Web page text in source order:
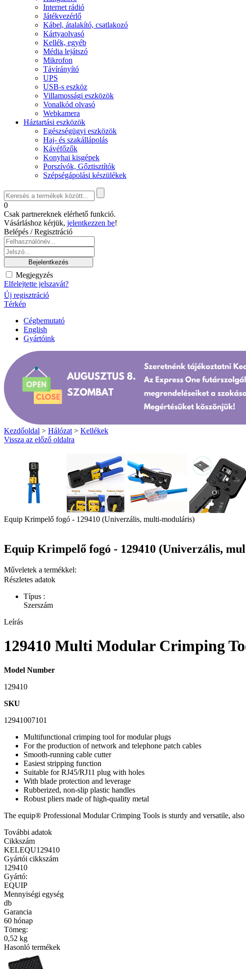
Internet rádió
Játékvezérlő
Kábel, átalakító, csatlakozó
Kártyaolvasó
Kellék, egyéb
Média lejátszó
Mikrofon
Távírányító
UPS
USB-s eszköz
Villamossági eszközök
Vonalkód olvasó
Webkamera
Háztartási eszközök
Egészségügyi eszközök
Haj- és szakállápolás
Kávéfőzők
Konyhai kisgépek
Porszívók, Gőztisztítók
Szépségápolási készülékek
0
Csak partnereknek elérhető funkció.
Vásárláshoz kérjük, jelentkezzen be!
Belépés / Regisztráció
Megjegyzés
Elfelejtette jelszavát?
Új regisztráció
Térkép
Cégbemutató
English
Gyártóink
Kezdőoldal > Hálózat > Kellékek
Vissza az előző oldalra
Equip Krimpelő fogó - 129410 (Univerzális, multi-moduláris)
Equip Krimpelő fogó - 129410 (Univerzális,
Műveletek a termékkel:
Részletes adatok
Típus :
Szerszám
Leírás
129410 Multi Modular Crimping
Model Number
129410
SKU
12941007101
Multifunctional crimping tool for modular plugs
For the production of network and telephone patch cables
Smooth-running cable cutter
Easiest stripping function
Suitable for RJ45/RJ11 plug with holes
With blade protection and leverage
Rubberized, non-slip plastic handles
Robust pliers made of high-quality metal
The equip® Professional Modular Crimping Tools is sturdy and versatile,
További adatok
Cikkszám
KELEQU129410
Gyártói cikkszám
129410
Gyártó:
EQUIP
Mennyiségi egység
db
Garancia
60 hónap
Tömeg:
0,52 kg
Hasonló termékek